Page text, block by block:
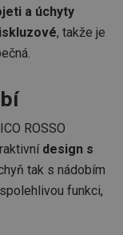
a úchyty
, takže je
ROSSO
design s
tak s nádobím
funkci,